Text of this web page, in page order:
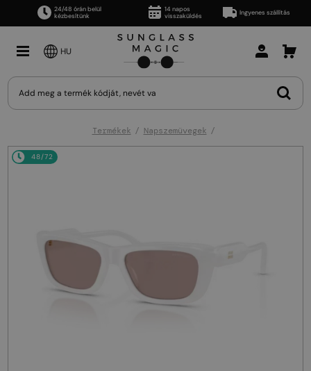
24/48 órán belül
kézbesítünk
14 napos
visszaküldés
Ingyenes szállítás
HU
Termékek Napszemüvegek
48/72